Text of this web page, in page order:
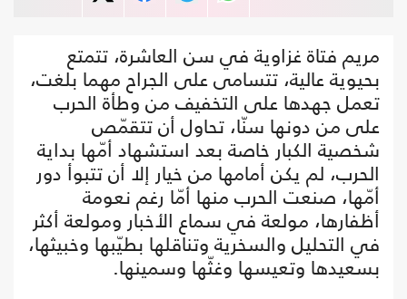
مريم فتاة غزاوية في سن العاشرة، تتمتع
بحيوية عالية، تتسامى على الجراح مهما بلغت،
تعمل جهدها على التخفيف من وطأة الحرب
على من دونها سنّا، تحاول أن تتقمّص
شخصية الكبار خاصة بعد استشهاد أمّها بداية
الحرب، لم يكن أمامها من خيار إلا أن تتبوأ دور
أمّها، صنعت الحرب منها أمّا رغم نعومة
أظفارها، مولعة في سماع الأخبار ومولعة أكثر
في التحليل والسخرية وتناقلها بطيّبها وخبيثها،
بسعيدها وتعيسها وغثّها وسمينها.